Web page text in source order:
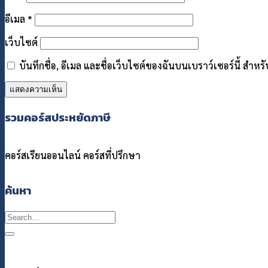
อีเมล *
เว็บไซต์
บันทึกชื่อ, อีเมล และชื่อเว็บไซต์ของฉันบนเบราว์เซอร์นี้ สำห
รวมคอร์สประหยัดภาษี
คอร์สเรียนออนไลน์ คอร์สที่ปรึกษา
ค้นหา